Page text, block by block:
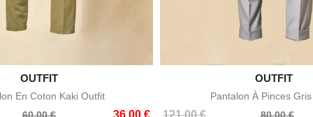
Aperçu rapide
OUTFIT
En Coton Kaki Outfit
Aperçu rapide
OUTFIT
Pantalon À Pinces
Prix
Prix